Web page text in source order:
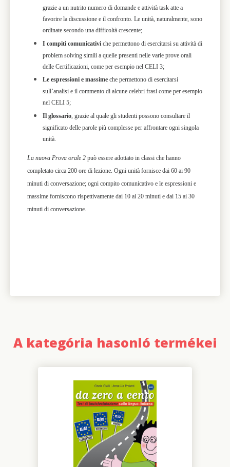
grazie a un nutrito numero di domande e attività task atte a
favorire la discussione e il confronto. Le unità, naturalmente, sono
ordinate secondo una difficoltà crescente;
I compiti comunicativiche permettono di esercitarsi su attività di
problem solving simili a quelle presenti nelle varie prove orali
delle Certificazioni, come per esempio nel CELI 3;
Le espressioni e massimeche permettono di esercitarsi
sull’analisi e il commento di alcune celebri frasi come per esempio
nel CELI 5;
Il glossario, grazie al quale gli studenti possono consultare il
significato delle parole più complesse per affrontare ogni singola
unità.
La nuova Prova orale 2può essere adottato in classi che hanno
completato circa 200 ore di lezione. Ogni unità fornisce dai 60 ai 90
minuti di conversazione; ogni compito comunicativo e le espressioni e
massime forniscono rispettivamente dai 10 ai 20 minuti e dai 15 ai 30
minuti di conversazione.
A kategória hasonló termékei